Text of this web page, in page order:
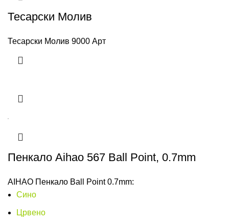
Тесарски Молив
Тесарски Молив 9000 Арт
Пенкало Aihao 567 Ball Point, 0.7mm
AIHAO Пенкало Ball Point 0.7mm:
Сино
Црвено